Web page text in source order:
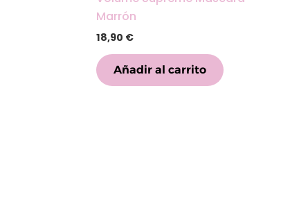
Marrón
18,90 €
Añadir al carrito